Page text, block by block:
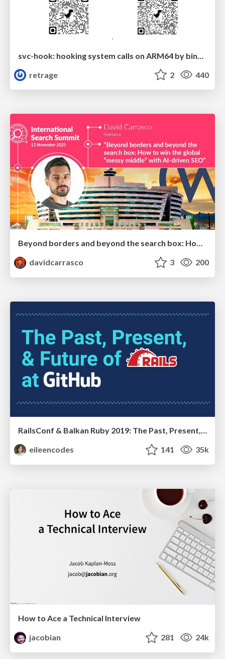
retrage
2 440
Beyond borders and beyond the search box: How to win the global "messy middle" with AI-driven SEO
davidcarrasco
3 200
RailsConf & Balkan Ruby 2019: The Past, Present, and Future of Rails at GitHub
eileencodes
141 35k
How to Ace a Technical Interview
jacobian
281 24k